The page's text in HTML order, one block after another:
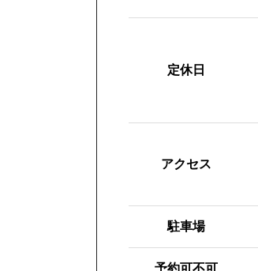
定休日
アクセス
駐車場
予約可不可